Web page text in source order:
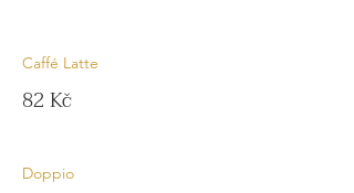
Caffé Latte
82 Kč
Doppio